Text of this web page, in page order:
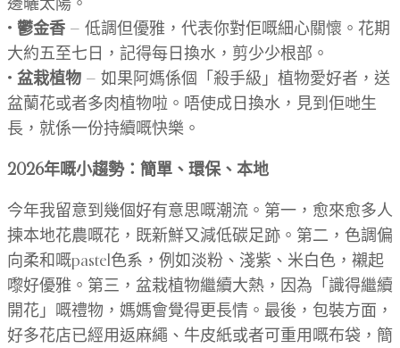
邊曬太陽。
• 鬱金香 — 低調但優雅，代表你對佢嘅細心關懷。花期
大約五至七日，記得每日換水，剪少少根部。
• 盆栽植物 — 如果阿媽係個「殺手級」植物愛好者，送
盆蘭花或者多肉植物啦。唔使成日換水，見到佢哋生
長，就係一份持續嘅快樂。
2026年嘅小趨勢：簡單、環保、本地
今年我留意到幾個好有意思嘅潮流。第一，愈來愈多人
揀本地花農嘅花，既新鮮又減低碳足跡。第二，色調偏
向柔和嘅pastel色系，例如淡粉、淺紫、米白色，襯起
嚟好優雅。第三，盆栽植物繼續大熱，因為「識得繼續
開花」嘅禮物，媽媽會覺得更長情。最後，包裝方面，
好多花店已經用返麻繩、牛皮紙或者可重用嘅布袋，簡